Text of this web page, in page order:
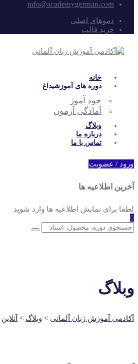
info@academygerman.com
دموهای اصلی
خرید قالب
خانه
دوره های آموزشیداغ
خود آموز
آمادگی آزمون
وبلاگ
درباره ما
تماس با ما
ورود / عضویت
آخرین اطلاعیه ها
لطفا برای نمایش اطلاعیه ها وارد شوید
0
وبلاگ
آکادمی آموزش زبان آلمانی > وبلاگ > آنلاین